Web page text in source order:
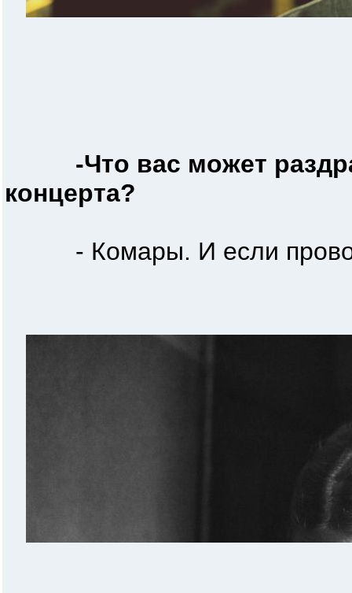
-Что вас может
концерта?
- Комары. И если